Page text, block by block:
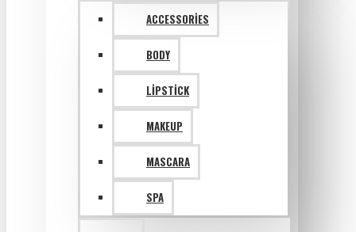
ACCESSORIES
BODY
LIPSTICK
MAKEUP
MASCARA
SPA